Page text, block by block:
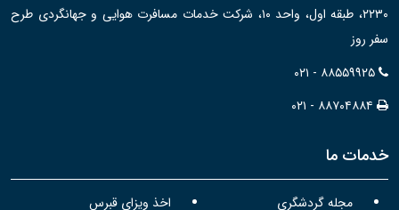
۲۲۳۰، طبقه اول، واحد ۱۰، شرکت خدمات مسافرت هوایی و جهانگردی طرح
سفر روز
۰۲۱ - ۸۸۵۵۹۹۲۵
۰۲۱ - ۸۸۷۰۴۸۸۴
خدمات ما
مجله گردشگری
اخذ ویزای قبرس